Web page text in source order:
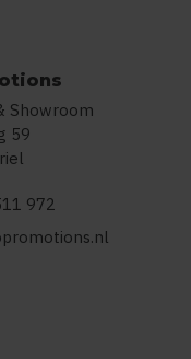
Showroom
59
972